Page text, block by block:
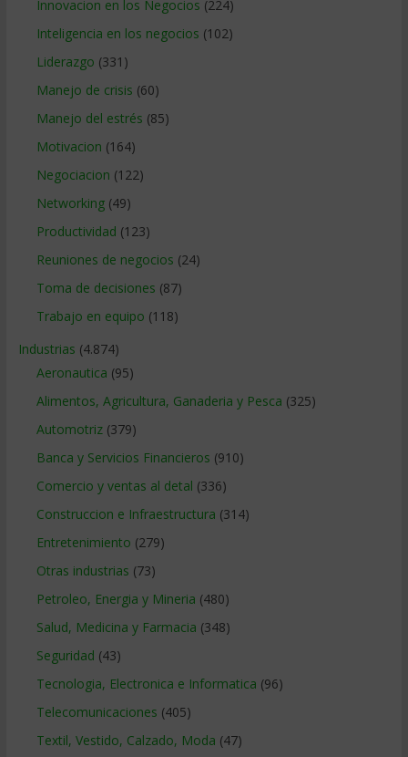
Innovacion en los Negocios (224)
Inteligencia en los negocios (102)
Liderazgo (331)
Manejo de crisis (60)
Manejo del estrés (85)
Motivacion (164)
Negociacion (122)
Networking(49)
Productividad (123)
Reuniones de negocios (24)
Toma de decisiones (87)
Trabajo en equipo (118)
Industrias (4.874)
Aeronautica (95)
Alimentos, Agricultura, Ganaderia y Pesca (325)
Automotriz(379)
Banca y Servicios Financieros (910)
Comercio y ventas al detal (336)
Construccion e Infraestructura (314)
Entretenimiento (279)
Otras industrias (73)
Petroleo, Energia y Mineria (480)
Salud, Medicina y Farmacia (348)
Seguridad (43)
Tecnologia, Electronica e Informatica (96)
Telecomunicaciones (405)
Textil, Vestido, Calzado, Moda (47)